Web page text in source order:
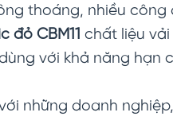
thoáng, nhiều
đỏ CBM11 chất liệu vải
với khả năng hạn
những doanh